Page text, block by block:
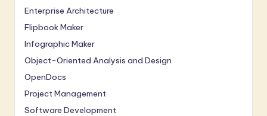
Enterprise Architecture
Flipbook Maker
Infographic Maker
Object-Oriented Analysis and Design
OpenDocs
Project Management
Software Development